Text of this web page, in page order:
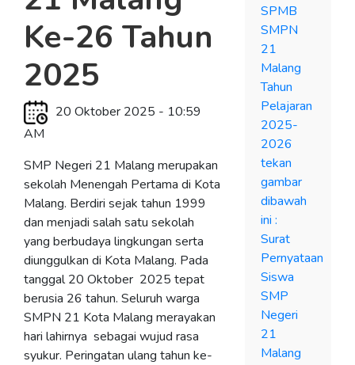
Ke-26 Tahun
2025
20 Oktober 2025 - 10:59
AM
SMP Negeri 21 Malang merupakan
sekolah Menengah Pertama di Kota
Malang. Berdiri sejak tahun 1999
dan menjadi salah satu sekolah
yang berbudaya lingkungan serta
diunggulkan di Kota Malang. Pada
tanggal 20 Oktober 2025 tepat
berusia 26 tahun. Seluruh warga
SMPN 21 Kota Malang merayakan
hari lahirnya sebagai wujud rasa
syukur. Peringatan ulang tahun ke-
SPMB
SMPN
21
Malang
Tahun
Pelajaran
2025-
2026
tekan
gambar
dibawah
ini :
Surat
Pernyataan
Siswa
SMP
Negeri
21
Malang